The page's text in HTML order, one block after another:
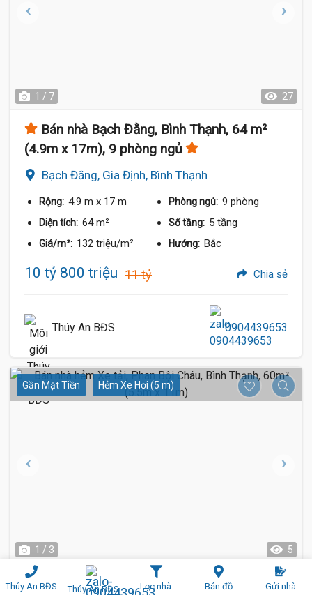
Thúy An BĐS Thúy An BĐS Lọc nhà Bản đồ Gửi nhà
1 / 7 27
Bán nhà Bạch Đằng, Bình Thạnh, 64 m²
(4.9m x 17m), 9 phòng ngủ
Bạch Đằng, Gia Định, Bình Thạnh
Rộng: 4.9 m x 17 m Phòng ngủ: 9 phòng
Diện tích: 64 m² Số tầng: 5 tầng
Giá/m²: 132 triệu/m² Hướng: Bắc
10 tỷ 800 triệu 11 tỷ Chia sẻ
Thúy An BĐS 0904439653
Gần Mặt Tiền Hẻm Xe Hơi (5 m)
1 / 3 5
Bán nhà hẻm Xe tải, Phan Bội Châu, Bình